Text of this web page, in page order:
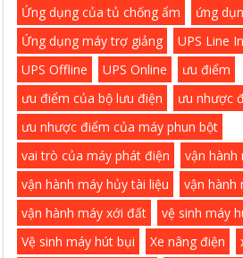
Ứng dụng của tủ chống ẩm
ứng
Ứng dụng máy trợ giảng
UPS Line
UPS Offline
UPS Online
ưu điểm
ưu điểm của bộ lưu điện
ưu nhược
ưu nhược điểm của máy phun bột
vai trò của máy phát điện
vận
vận hành máy hủy tài liệu
vận hành
vận hành máy xới đất
vệ sinh máy
Vệ sinh máy hút bụi
Xe nâng điện